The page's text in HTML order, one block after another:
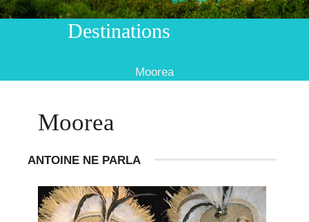
Destinations
Moorea
Moorea
ANTOINE NE PARLA